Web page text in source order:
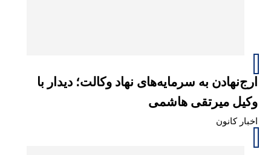
ارج‌نهادن به سرمایه‌های نهاد وکالت؛ دیدار با
وکیل میرتقی هاشمی
اخبار کانون